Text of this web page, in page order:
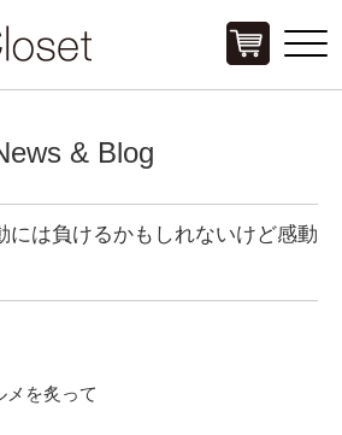
Click
& Blog
には負けるかもしれないけど感動
メを炙って